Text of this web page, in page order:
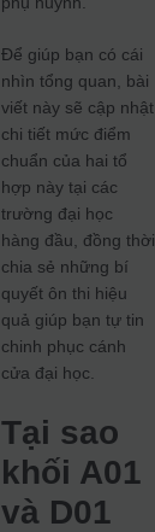
Để giúp bạn có cái
nhìn tổng quan, bài
viết này sẽ cập nhật
chi tiết mức điểm
chuẩn của hai tổ
hợp này tại các
trường đại học
hàng đầu, đồng thời
chia sẻ những bí
quyết ôn thi hiệu
quả giúp bạn tự tin
chinh phục cánh
cửa đại học.
Tại sao
khối A01
và D01